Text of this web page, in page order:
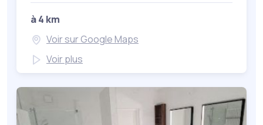
à 4 km
Voir sur Google Maps
Voir plus